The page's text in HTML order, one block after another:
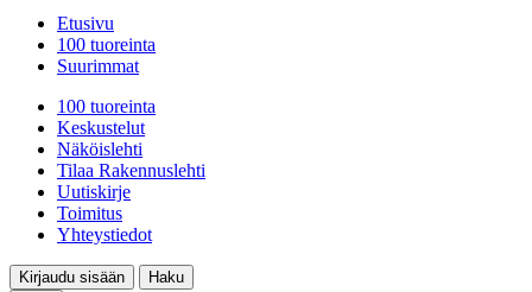
Etusivu
100 tuoreinta
Suurimmat
100 tuoreinta
Keskustelut
Näköislehti
Tilaa Rakennuslehti
Uutiskirje
Toimitus
Yhteystiedot
Kirjaudu sisään
Haku